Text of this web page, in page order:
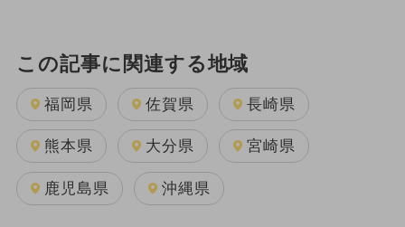
この記事に関連する地域
福岡県 佐賀県 長崎県
熊本県 大分県 宮崎県
鹿児島県 沖縄県